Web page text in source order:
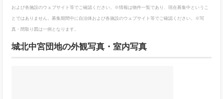
および各施設のウェブサイト等でご確認ください。※情報は物件一覧であり、現在募集中というこ
とではありません。募集期間中に自治体および各施設のウェブサイト等でご確認ください。※写
真・間取り図は一例となります。
城北中宮団地の外観写真・室内写真